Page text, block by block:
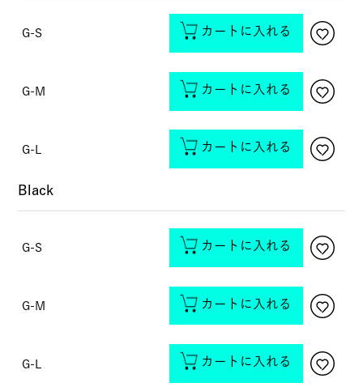
G-S カートに入れる
G-M カートに入れる
G-L カートに入れる
Black
G-S カートに入れる
G-M カートに入れる
G-L カートに入れる